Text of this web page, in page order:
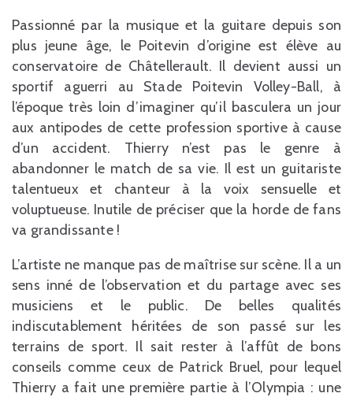
Passionné par la musique et la guitare depuis son
plus jeune âge, le Poitevin d’origine est élève au
conservatoire de Châtellerault. Il devient aussi un
sportif aguerri au Stade Poitevin Volley-Ball, à
l’époque très loin d’imaginer qu’il basculera un jour
aux antipodes de cette profession sportive à cause
d’un accident. Thierry n’est pas le genre à
abandonner le match de sa vie. Il est un guitariste
talentueux et chanteur à la voix sensuelle et
voluptueuse. Inutile de préciser que la horde de fans
va grandissante !
L’artiste ne manque pas de maîtrise sur scène. Il a un
sens inné de l’observation et du partage avec ses
musiciens et le public. De belles qualités
indiscutablement héritées de son passé sur les
terrains de sport. Il sait rester à l’affût de bons
conseils comme ceux de Patrick Bruel, pour lequel
Thierry a fait une première partie à l’Olympia : une